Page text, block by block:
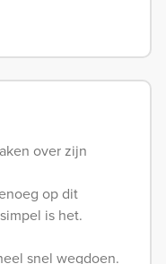
over zijn
op dit
is het.
snel wegdoen.